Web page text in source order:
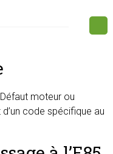
moteur ou
code spécifique au